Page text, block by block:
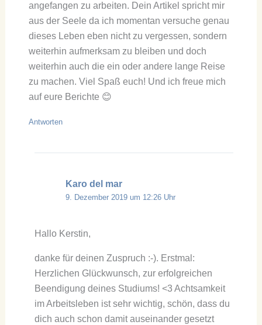
angefangen zu arbeiten. Dein Artikel spricht mir
aus der Seele da ich momentan versuche genau
dieses Leben eben nicht zu vergessen, sondern
weiterhin aufmerksam zu bleiben und doch
weiterhin auch die ein oder andere lange Reise
zu machen. Viel Spaß euch! Und ich freue mich
auf eure Berichte 😊
Antworten
Karo del mar
9. Dezember 2019 um 12:26 Uhr
Hallo Kerstin,
danke für deinen Zuspruch :-). Erstmal:
Herzlichen Glückwunsch, zur erfolgreichen
Beendigung deines Studiums! <3 Achtsamkeit
im Arbeitsleben ist sehr wichtig, schön, dass du
dich auch schon damit auseinander gesetzt